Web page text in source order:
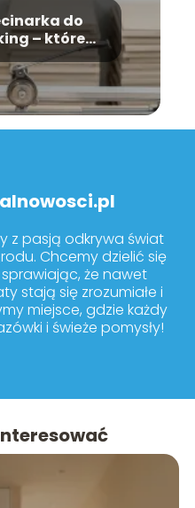
do
– które
kupić?
z pasją odkrywa świat
Chcemy dzielić się
że nawet
stają się zrozumiałe i
miejsce, gdzie każdy
i świeże pomysły!